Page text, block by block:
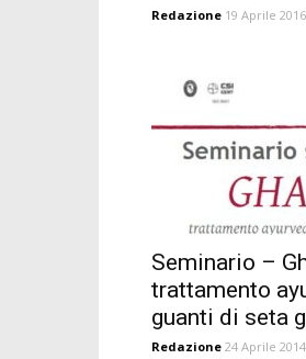
Redazione 19 Aprile 2016
Seminario –
trattamento
guanti di seta
Redazione 24 Aprile 2014